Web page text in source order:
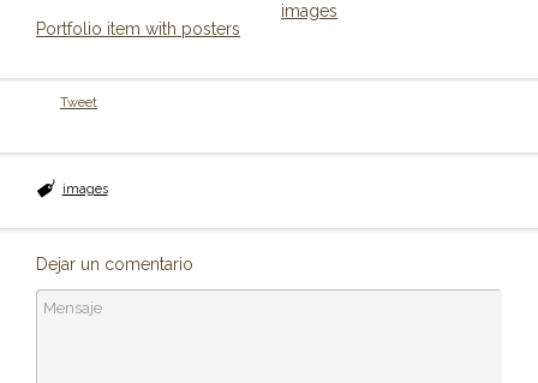
images
Portfolio item with posters
Tweet
images
Dejar un comentario